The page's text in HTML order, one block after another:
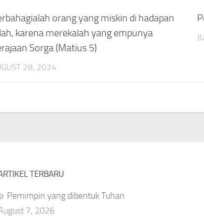
orang yang miskin di hadapan
karena merekalah yang empunya
Sorga (Matius 5)
28, 2024
TERBARU
Pemimpin yang dibentuk Tuhan
7, 2026